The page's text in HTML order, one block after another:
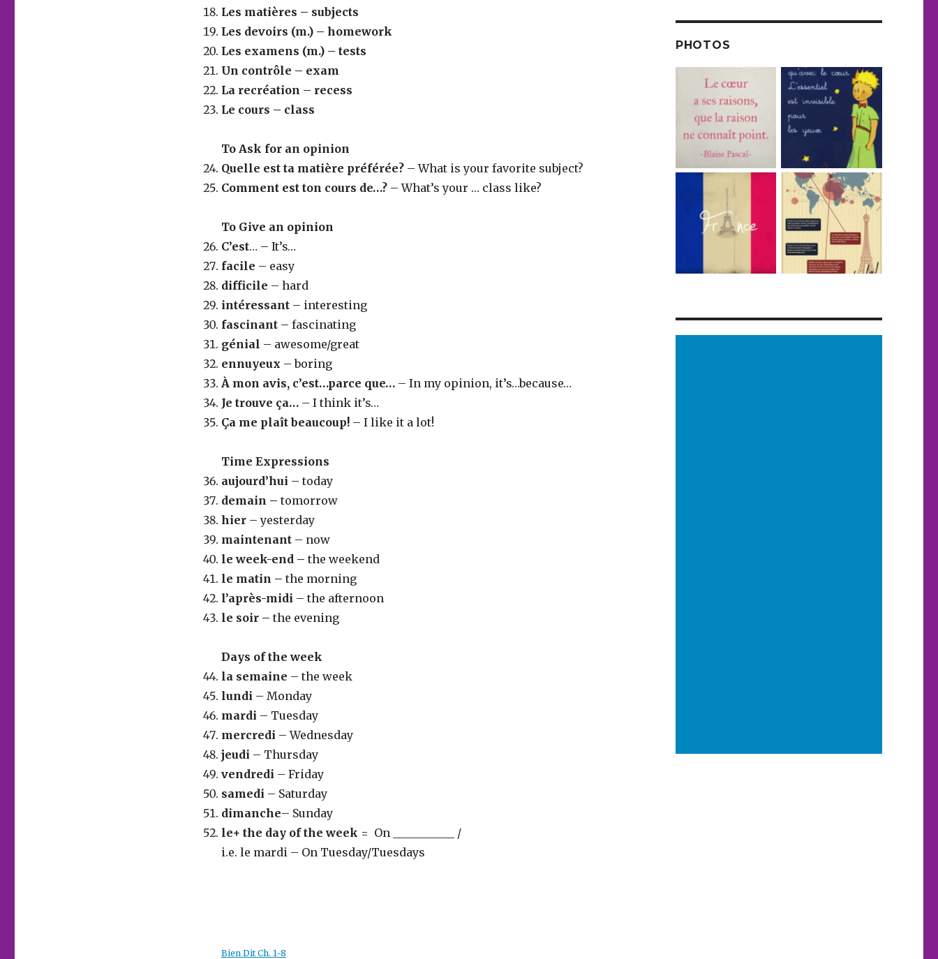
Les matières – subjects
Les devoirs (m.) – homework
Les examens (m.) – tests
Un contrôle – exam
La recréation – recess
Le cours – class
To Ask for an opinion
Quelle est ta matière préférée?– What is your favorite subject?
Comment est ton cours de…?– What’s your … class like?
To Give an opinion
C’est… – It’s…
facile – easy
difficile – hard
intéressant– interesting
fascinant– fascinating
génial – awesome/great
ennuyeux – boring
À mon avis, c’est…parce que… – In my opinion, it’s…because…
Je trouve ça… – I think it’s…
Ça me plaît beaucoup! – I like it a lot!
Time Expressions
aujourd’hui – today
demain – tomorrow
hier– yesterday
maintenant– now
le week-end – the weekend
le matin – the morning
l’après-midi – the afternoon
le soir – the evening
Days of the week
la semaine – the week
lundi – Monday
mardi – Tuesday
mercredi – Wednesday
jeudi – Thursday
vendredi – Friday
samedi – Saturday
dimanche– Sunday
le+ the day of the week = On ___________ /
i.e. le mardi – On Tuesday/Tuesdays
Bien Dit Ch. 1-8
PHOTOS